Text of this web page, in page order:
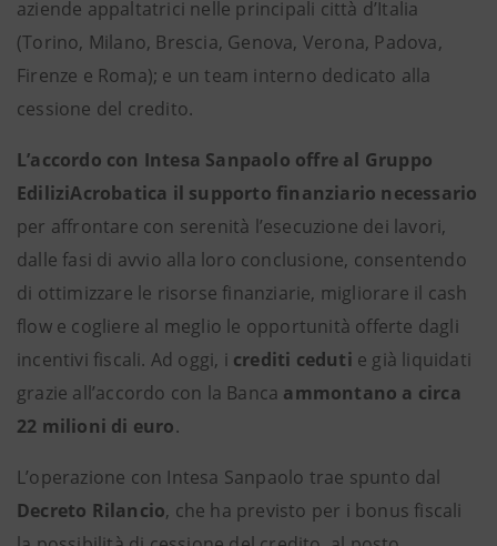
aziende appaltatrici nelle principali città d’Italia
(Torino, Milano, Brescia, Genova, Verona, Padova,
Firenze e Roma); e un team interno dedicato alla
cessione del credito.
L’accordo con Intesa Sanpaolo offre al Gruppo
EdiliziAcrobatica il supporto finanziario necessario
per affrontare con serenità l’esecuzione dei lavori,
dalle fasi di avvio alla loro conclusione, consentendo
di ottimizzare le risorse finanziarie, migliorare il cash
flow e cogliere al meglio le opportunità offerte dagli
incentivi fiscali. Ad oggi, i crediti ceduti e già liquidati
grazie all’accordo con la Banca ammontano a circa
22 milioni di euro.
L’operazione con Intesa Sanpaolo trae spunto dal
Decreto Rilancio, che ha previsto per i bonus fiscali